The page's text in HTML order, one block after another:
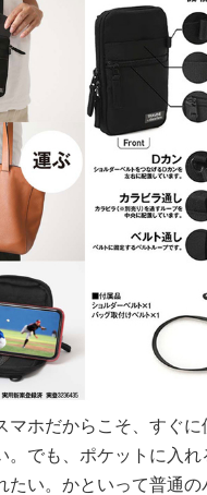
ホだからこそ、すぐに
。でも、ポケットに入れ
たい。かといって普通の